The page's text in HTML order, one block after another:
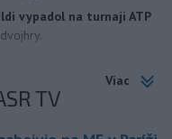
vypadol na turnaji ATP
Viac
TV